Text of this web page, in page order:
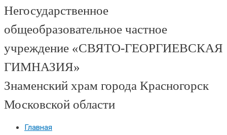
Негосударственное
общеобразовательное частное
учреждение «СВЯТО-ГЕОРГИЕВСКАЯ
ГИМНАЗИЯ»
Знаменский храм города Красногорск
Московской области
Главная